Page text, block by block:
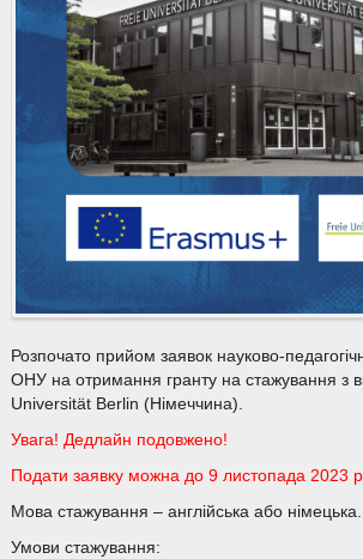
Розпочато прийом заявок науково-
ОНУ на отримання гранту на стажування з
Universität Berlin (Німеччина).
Увага! Дедлайн подовжено!
Подати заявку можна до 9 листопада 2023
Мова стажування – англійська або німецька.
Умови стажування: